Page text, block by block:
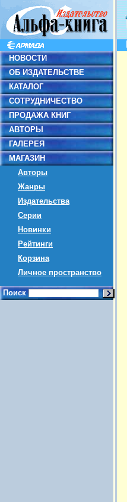
НОВОСТИ
ОБ ИЗДАТЕЛЬСТВЕ
КАТАЛОГ
СОТРУДНИЧЕСТВО
ПРОДАЖА КНИГ
АВТОРЫ
ГАЛЕРЕЯ
МАГАЗИН
Авторы
Жанры
Издательства
Серии
Новинки
Рейтинги
Корзина
Личное пространство
Поиск